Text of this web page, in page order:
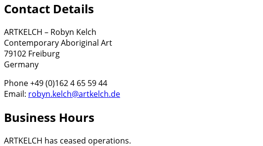
Contact Details
ARTKELCH – Robyn Kelch
Contemporary Aboriginal Art
79102 Freiburg
Germany
Phone +49 (0)162 4 65 59 44
Email: robyn.kelch@artkelch.de
Business Hours
ARTKELCH has ceased operations.